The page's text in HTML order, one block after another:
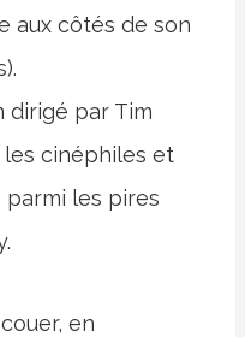
aux côtés de son
dirigé par Tim
les cinéphiles et
les pires
en